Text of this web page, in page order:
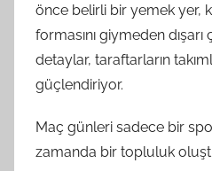
önce belirli bir yemek yer,
formasını giymeden
detaylar, taraftarların
güçlendiriyor.
Maç günleri sadece bir
zamanda bir topluluk